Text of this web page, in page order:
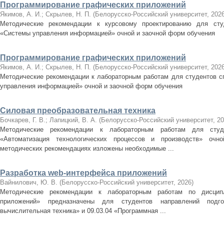
Программирование графических приложений
Якимов, А. И.; Скрылев, Н. П. (Белорусско-Российский университет,
Методические рекомендации к курсовому проектированию для
«Системы управления информацией» очной и заочной форм обучения
Программирование графических приложений
Якимов, А. И.; Скрылев, Н. П. (Белорусско-Российский университет,
Методические рекомендации к лабораторным работам для студентов
управления информацией» очной и заочной форм обучения
Силовая преобразовательная техника
Бочкарев, Г. В.; Лапицкий, В. А. (Белорусско-Российский университет,
Методические рекомендации к лабораторным работам для
«Автоматизация технологических процессов и производств»
методических рекомендациях изложены необходимые ...
Разработка web-интерфейса приложений
Вайнилович, Ю. В. (Белорусско-Российский университет, 2026)
Методические рекомендации к лабораторным работам по
приложений» предназначены для студентов направлений
вычислительная техника» и 09.03.04 «Программная ...